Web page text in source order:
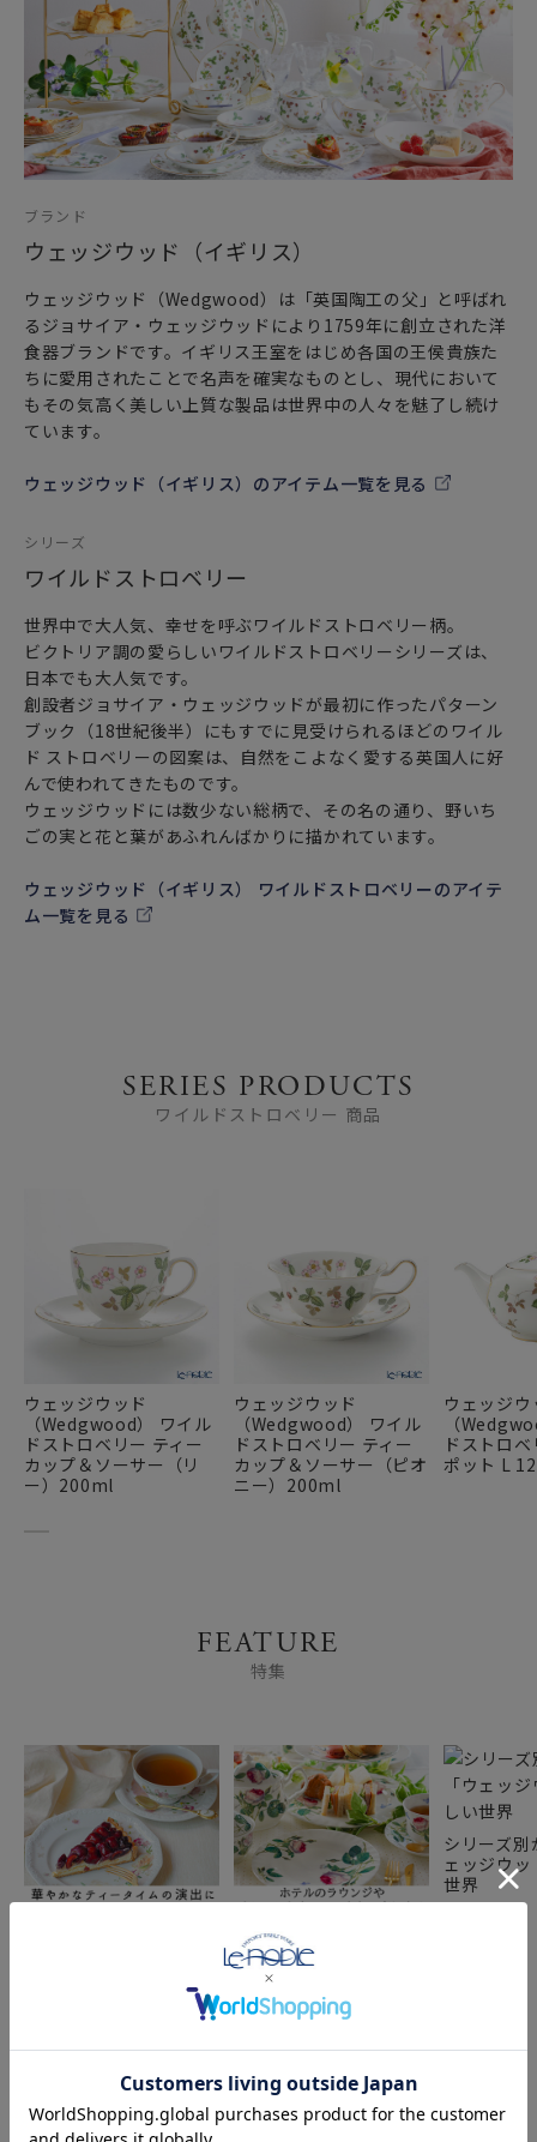
ブランド
ウェッジウッド（イギリス）
ウェッジウッド（Wedgwood）は「英国陶工の父」と呼ばれ
るジョサイア・ウェッジウッドにより1759年に創立された洋
食器ブランドです。イギリス王室をはじめ各国の王侯貴族た
ちに愛用されたことで名声を確実なものとし、現代において
もその気高く美しい上質な製品は世界中の人々を魅了し続け
ています。
ウェッジウッド（イギリス）のアイテム一覧を見る
シリーズ
ワイルドストロベリー
世界中で大人気、幸せを呼ぶワイルドストロベリー柄。
ビクトリア調の愛らしいワイルドストロベリーシリーズは、
日本でも大人気です。
創設者ジョサイア・ウェッジウッドが最初に作ったパターン
ブック（18世紀後半）にもすでに見受けられるほどのワイル
ド ストロベリーの図案は、自然をこよなく愛する英国人に好
んで使われてきたものです。
ウェッジウッドには数少ない総柄で、その名の通り、野いち
ごの実と花と葉があふれんばかりに描かれています。
ウェッジウッド（イギリス） ワイルドストロベリーのアイテ
ム一覧を見る
SERIES PRODUCTS
ワイルドストロベリー 商品
ウェッジウッド
（Wedgwood） ワイル
ドストロベリー ティー
カップ＆ソーサー（リ
ー）200ml
ウェッジウッド
（Wedgwood） ワイル
ドストロベリー ティー
カップ＆ソーサー（ピオ
ニー）200ml
ウェッジウ
（
ドストロ
ポット L
FEATURE
特集
ート＆ティーカップ＆ソ
ブランド食器を使って、
おうちでたのしむアフタ
ヌーンティー ～お皿 ＆
カップ～
シリーズ
ェッジウ
世界